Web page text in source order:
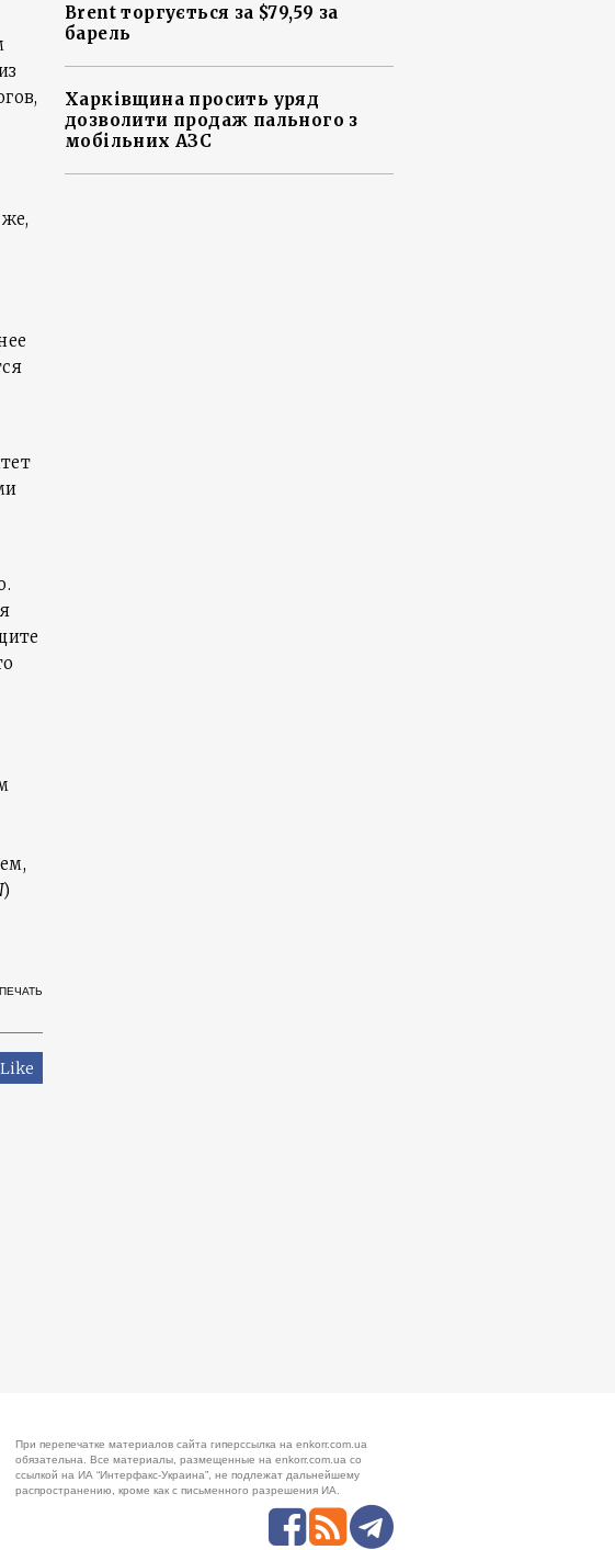
)
ПЕЧАТЬ
Like
Brent торгується за $79,59 за
барель
Харківщина просить уряд
дозволити продаж пального з
мобільних АЗС
При перепечатке материалов сайта гиперссылка на enkorr.com.ua
обязательна. Все материалы, размещенные на enkorr.com.ua со
ссылкой на ИА “Интерфакс-Украина”, не подлежат дальнейшему
распространению, кроме как с письменного разрешения ИА.